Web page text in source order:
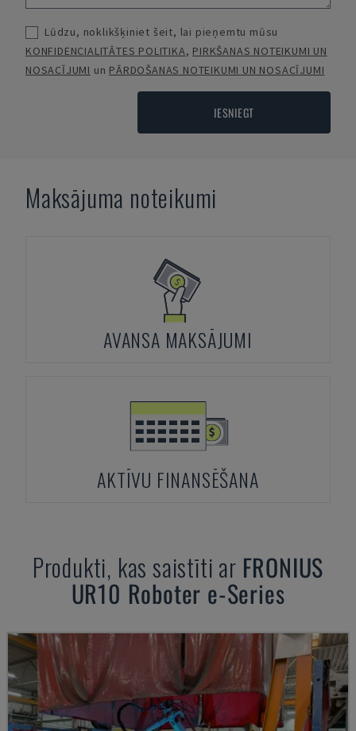
Lūdzu, noklikšķiniet šeit, lai pieņemtu mūsu
KONFIDENCIALITĀTES POLITIKA, PIRKŠANAS NOTEIKUMI UN
NOSACĪJUMI un PĀRDOŠANAS NOTEIKUMI UN NOSACĪJUMI
IESNIEGT
Maksājuma noteikumi
AVANSA MAKSĀJUMI
AKTĪVU FINANSĒŠANA
Produkti, kas saistīti ar FRONIUS
UR10 Roboter e-Series